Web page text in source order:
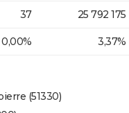
37 25 792 175
0,00% 3,37%
(51330)